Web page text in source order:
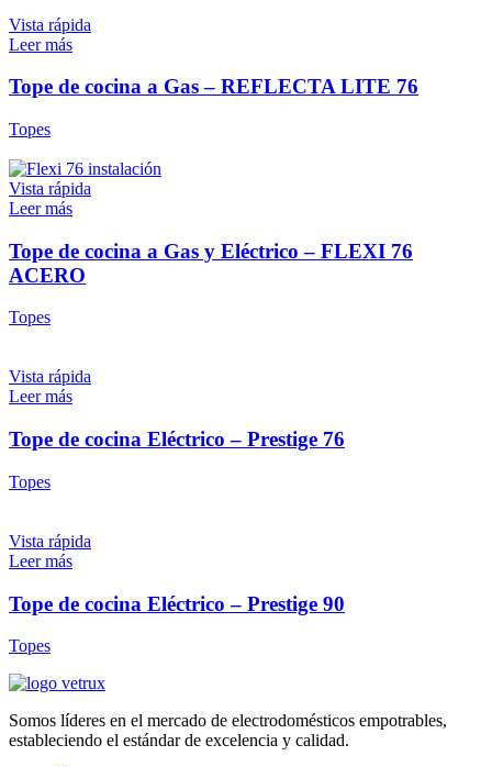
Vista rápida
Leer más
Tope de cocina a Gas – REFLECTA LITE 76
Topes
Vista rápida
Leer más
Tope de cocina a Gas y Eléctrico – FLEXI 76
ACERO
Topes
Vista rápida
Leer más
Tope de cocina Eléctrico – Prestige 76
Topes
Vista rápida
Leer más
Tope de cocina Eléctrico – Prestige 90
Topes
Somos líderes en el mercado de electrodomésticos empotrables,
estableciendo el estándar de excelencia y calidad.